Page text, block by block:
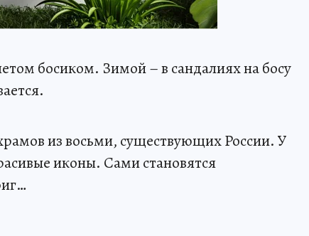
босиком. Зимой – в сандалиях на босу
из восьми, существующих России. У
иконы. Сами становятся